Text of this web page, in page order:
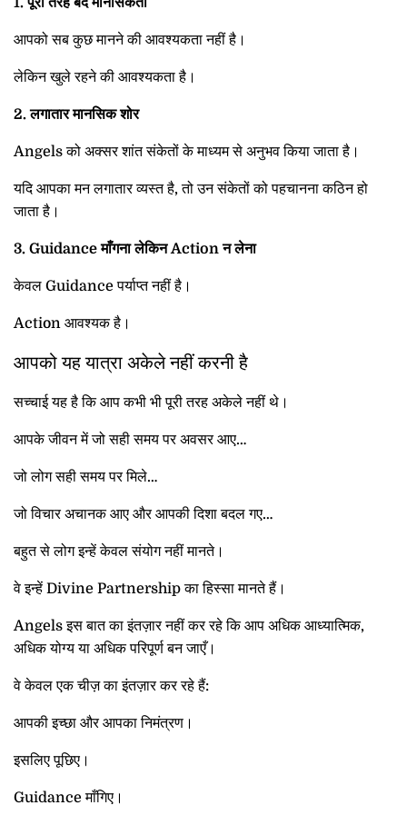
आपको सब कुछ मानने की आवश्यकता नहीं है।
लेकिन खुले रहने की आवश्यकता है।
2. लगातार मानसिक शोर
Angels को अक्सर शांत संकेतों के माध्यम से अनुभव किया जाता है।
यदि आपका मन लगातार व्यस्त है, तो उन संकेतों को पहचानना कठिन हो
जाता है।
3. Guidance माँगना लेकिन Action न लेना
केवल Guidance पर्याप्त नहीं है।
Action आवश्यक है।
आपको यह यात्रा अकेले नहीं करनी है
सच्चाई यह है कि आप कभी भी पूरी तरह अकेले नहीं थे।
आपके जीवन में जो सही समय पर अवसर आए…
जो लोग सही समय पर मिले…
जो विचार अचानक आए और आपकी दिशा बदल गए…
बहुत से लोग इन्हें केवल संयोग नहीं मानते।
वे इन्हें Divine Partnership का हिस्सा मानते हैं।
Angels इस बात का इंतज़ार नहीं कर रहे कि आप अधिक आध्यात्मिक,
अधिक योग्य या अधिक परिपूर्ण बन जाएँ।
वे केवल एक चीज़ का इंतज़ार कर रहे हैं:
आपकी इच्छा और आपका निमंत्रण।
इसलिए पूछिए।
Guidance माँगिए।